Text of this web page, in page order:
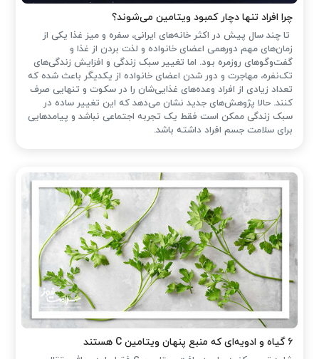
چرا افراد تنها دچار کمبود ویتامین می‌شوند؟
تا چند سال پیش در اکثر خانه‌های ایرانی، سفره و میز غذا یکی از
زمان‌های مهم دورهمی اعضای خانواده و لذت بردن از غذا و
گفت‌وگوهای روزمره بود. اما تغییر سبک زندگی و افزایش زندگی‌های
تک‌نفره، مهاجرت و دور شدن اعضای خانواده از یکدیگر باعث شده که
تعداد زیادی از افراد وعده‌های غذایی‌شان را در سکوت و تنهایی صرف
کنند. حالا پژوهش‌های جدید نشان می‌دهد که این تغییر ساده در
سبک زندگی ممکن است فقط یک تجربه اجتماعی نباشد و پیامدهایی
برای سلامت جسم افراد داشته باشد.
۶ گیاه و ادویه‌ای که منبع پنهان ویتامین C هستند